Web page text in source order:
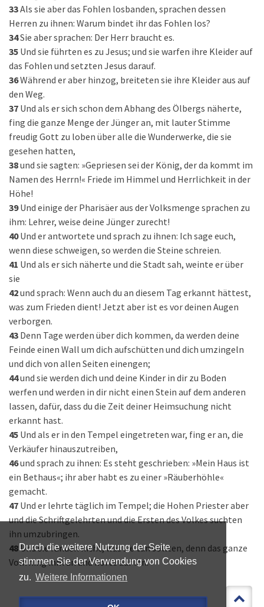
Durch die weitere Nutzung der Seite
stimmen Sie der Verwendung von Cookies
zu. Weitere Informationen
33Als sie aber das Fohlen losbanden, sprachen dessen
Herren zu ihnen: Warum bindet ihr das Fohlen los?
34Sie aber sprachen: Der Herr braucht es.
35 Und sie führten es zu Jesus; und sie warfen ihre Kleider auf
das Fohlen und setzten Jesus darauf.
36Während er aber hinzog, breiteten sie ihre Kleider aus auf
den Weg.
37 Und als er sich schon dem Abhang des Ölbergs näherte,
fing die ganze Menge der Jünger an, mit lauter Stimme
freudig Gott zu loben über alle die Wunderwerke, die sie
gesehen hatten,
38und sie sagten: »Gepriesen sei der König, der da kommt im
Namen des Herrn!« Friede im Himmel und Herrlichkeit in der
Höhe!
39 Und einige der Pharisäer aus der Volksmenge sprachen zu
ihm: Lehrer, weise deine Jünger zurecht!
40 Und er antwortete und sprach zu ihnen: Ich sage euch,
wenn diese schweigen, so werden die Steine schreien.
41 Und als er sich näherte und die Stadt sah, weinte er über
sie
42und sprach: Wenn auch du an diesem Tag erkannt hättest,
was zum Frieden dient! Jetzt aber ist es vor deinen Augen
verborgen.
43 Denn Tage werden über dich kommen, da werden deine
Feinde einen Wall um dich aufschütten und dich umzingeln
und dich von allen Seiten einengen;
44und sie werden dich und deine Kinder in dir zu Boden
werfen und werden in dir nicht einen Stein auf dem anderen
lassen, dafür, dass du die Zeit deiner Heimsuchung nicht
erkannt hast.
45 Und als er in den Tempel eingetreten war, fing er an, die
Verkäufer hinauszutreiben,
46und sprach zu ihnen: Es steht geschrieben: »Mein Haus ist
ein Bethaus«; ihr aber habt es zu einer »Räuberhöhle«
gemacht.
47 Und er lehrte täglich im Tempel; die Hohen Priester aber
und die Schriftgelehrten und die Ersten des Volkes suchten
ihn umzubringen.
48Und sie fanden nicht, was sie tun sollten, denn das ganze
Volk hing ihm an und hörte auf ihn.